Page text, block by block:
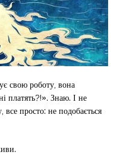
свою роботу, вона
платять?!». Знаю. І не
просто: не подобається